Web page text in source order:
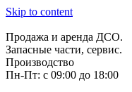
Skip to content
Продажа и аренда ДСО.
Запасные части, сервис.
Производство
Пн-Пт: с 09:00 до 18:00